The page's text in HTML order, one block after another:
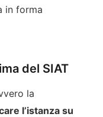
in forma
del SIAT
la
l’istanza su